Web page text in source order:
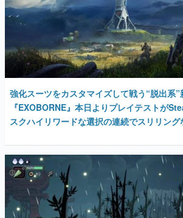
強化スーツをカスタマイズして戦う“脱出系
『EXOBORNE』本日よりプレイテストが
スクハイリワードな選択の連続でスリリン